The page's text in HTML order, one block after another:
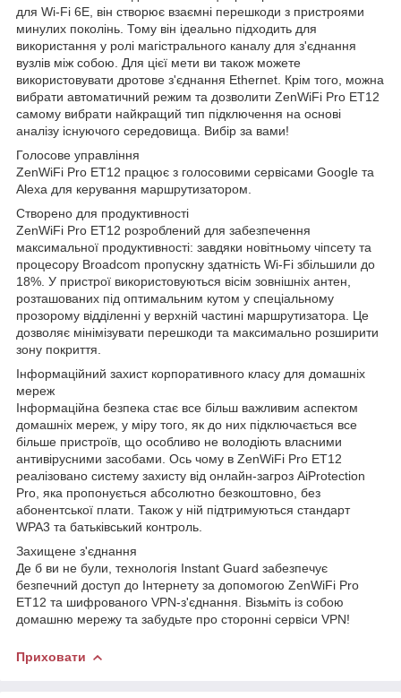
для Wi-Fi 6E, він створює взаємні перешкоди з пристроями
минулих поколінь. Тому він ідеально підходить для
використання у ролі магістрального каналу для з'єднання
вузлів між собою. Для цієї мети ви також можете
використовувати дротове з'єднання Ethernet. Крім того, можна
вибрати автоматичний режим та дозволити ZenWiFi Pro ET12
самому вибрати найкращий тип підключення на основі
аналізу існуючого середовища. Вибір за вами!
Голосове управління
ZenWiFi Pro ET12 працює з голосовими сервісами Google та
Alexa для керування маршрутизатором.
Створено для продуктивності
ZenWiFi Pro ET12 розроблений для забезпечення
максимальної продуктивності: завдяки новітньому чіпсету та
процесору Broadcom пропускну здатність Wi-Fi збільшили до
18%. У пристрої використовуються вісім зовнішніх антен,
розташованих під оптимальним кутом у спеціальному
прозорому відділенні у верхній частині маршрутизатора. Це
дозволяє мінімізувати перешкоди та максимально розширити
зону покриття.
Інформаційний захист корпоративного класу для домашніх
мереж
Інформаційна безпека стає все більш важливим аспектом
домашніх мереж, у міру того, як до них підключається все
більше пристроїв, що особливо не володіють власними
антивірусними засобами. Ось чому в ZenWiFi Pro ET12
реалізовано систему захисту від онлайн-загроз AiProtection
Pro, яка пропонується абсолютно безкоштовно, без
абонентської плати. Також у ній підтримуються стандарт
WPA3 та батьківський контроль.
Захищене з'єднання
Де б ви не були, технологія Instant Guard забезпечує
безпечний доступ до Інтернету за допомогою ZenWiFi Pro
ET12 та шифрованого VPN-з'єднання. Візьміть із собою
домашню мережу та забудьте про сторонні сервіси VPN!
Приховати